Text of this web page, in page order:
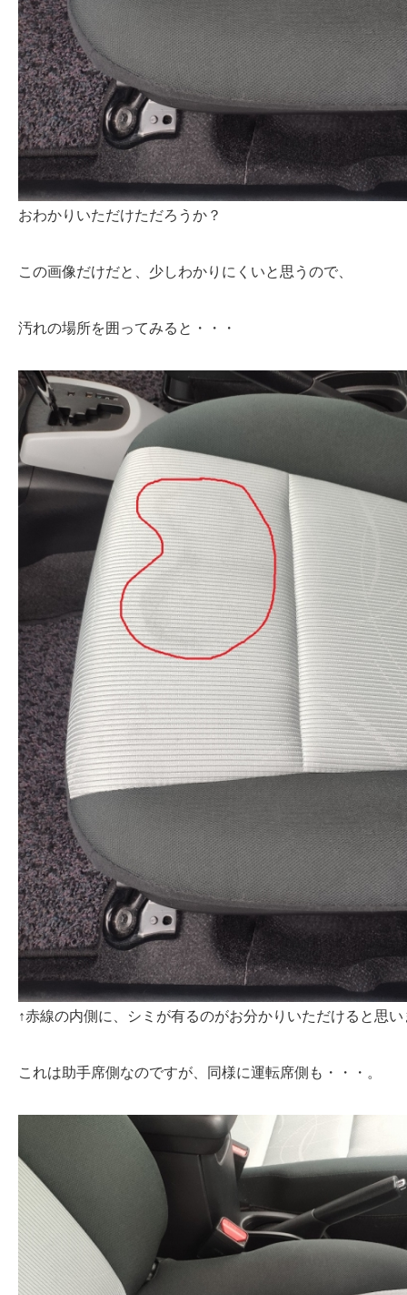
おわかりいただけただろうか？
この画像だけだと、少しわかりにくいと思うので、
汚れの場所を囲ってみると・・・
↑赤線の内側に、シミが有るのがお分かりいただけると思い
これは助手席側なのですが、同様に運転席側も・・・。